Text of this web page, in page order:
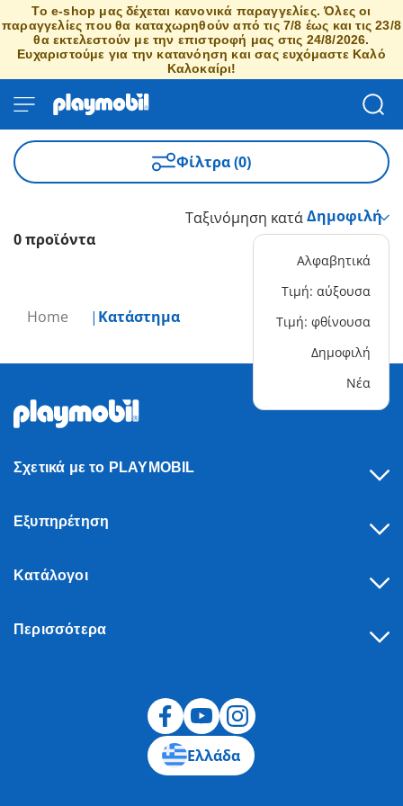
Το e-shop μας δέχεται κανονικά παραγγελίες. Όλες οι
παραγγελίες που θα καταχωρηθούν από τις 7/8 έως και τις 23/8
θα εκτελεστούν με την επιστροφή μας στις 24/8/2026.
Ευχαριστούμε για την κατανόηση και σας ευχόμαστε Καλό
Καλοκαίρι!
Home Κατάστημα
Φίλτρα (0)
0 προϊόντα
Ταξινόμηση κατά
Αλφαβητικά
Τιμή: αύξουσα
Τιμή: φθίνουσα
Δημοφιλή
Νέα
Σχετικά με το PLAYMOBIL
Εξυπηρέτηση
Κατάλογοι
Περισσότερα
Ελλάδα